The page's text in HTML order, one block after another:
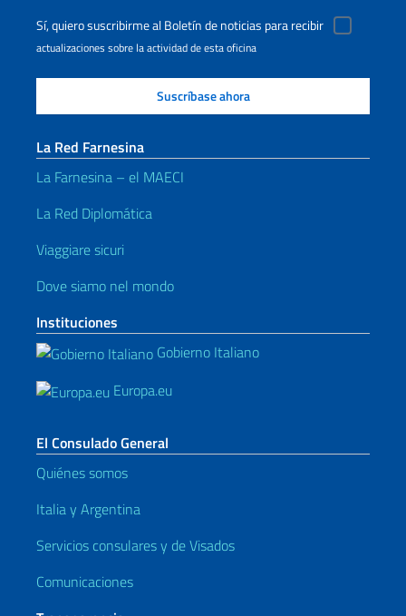
Sí, quiero suscribirme al Boletín de noticias para recibir
actualizaciones sobre la actividad de esta oficina
La Red Farnesina
La Farnesina – el MAECI
La Red Diplomática
Viaggiare sicuri
Dove siamo nel mondo
Instituciones
Gobierno Italiano
Europa.eu
El Consulado General
Quiénes somos
Italia y Argentina
Servicios consulares y de Visados
Comunicaciones